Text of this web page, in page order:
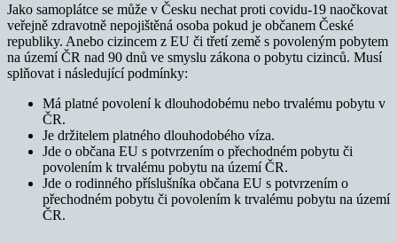
Jako samoplátce se může v Česku nechat proti covidu-19 naočkovat
veřejně zdravotně nepojištěná osoba pokud je občanem České
republiky. Anebo cizincem z EU či třetí země s povoleným pobytem
na území ČR nad 90 dnů ve smyslu zákona o pobytu cizinců. Musí
splňovat i následující podmínky:
Má platné povolení k dlouhodobému nebo trvalému pobytu v
ČR.
Je držitelem platného dlouhodobého víza.
Jde o občana EU s potvrzením o přechodném pobytu či
povolením k trvalému pobytu na území ČR.
Jde o rodinného příslušníka občana EU s potvrzením o
přechodném pobytu či povolením k trvalému pobytu na území
ČR.